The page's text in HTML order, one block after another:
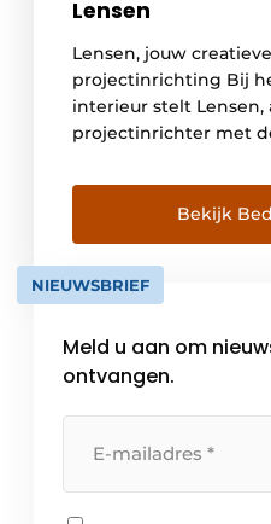
Lensen
Lensen, jouw
projectinrichting Bij
interieur stelt Lensen,
projectinrichter met
invloed op de
welzijn van mensen,
overtuigd. Daarom
ontwerpproces hun
en wensen […]
Bekijk
NIEUWSBRIEF
Meld u aan om
ontvangen.